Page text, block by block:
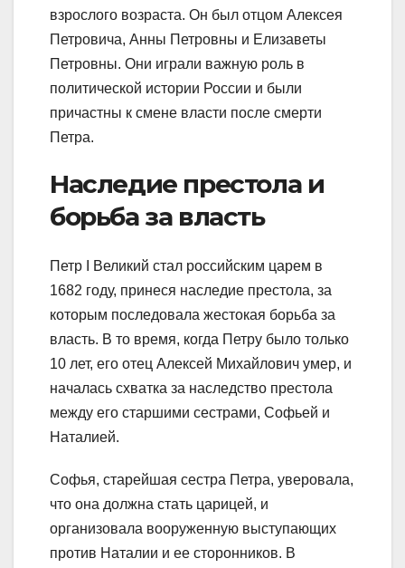
взрослого возраста. Он был отцом Алексея
Петровича, Анны Петровны и Елизаветы
Петровны. Они играли важную роль в
политической истории России и были
причастны к смене власти после смерти
Петра.
Наследие престола и
борьба за власть
Петр I Великий стал российским царем в
1682 году, принеся наследие престола, за
которым последовала жестокая борьба за
власть. В то время, когда Петру было только
10 лет, его отец Алексей Михайлович умер, и
началась схватка за наследство престола
между его старшими сестрами, Софьей и
Наталией.
Софья, старейшая сестра Петра, уверовала,
что она должна стать царицей, и
организовала вооруженную выступающих
против Наталии и ее сторонников. В